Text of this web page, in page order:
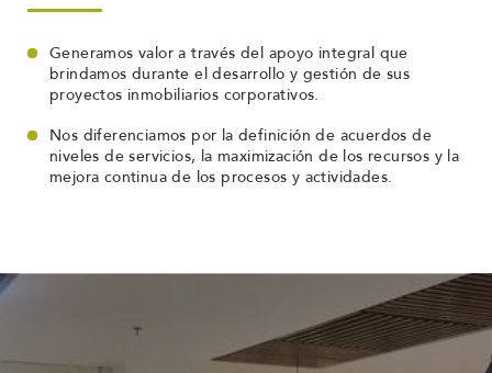
Generamos valor a través del apoyo integral que
brindamos durante el desarrollo y gestión de sus
proyectos inmobiliarios corporativos.
Nos diferenciamos por la definición de acuerdos de
niveles de servicios, la maximización de los recursos y la
mejora continua de los procesos y actividades.